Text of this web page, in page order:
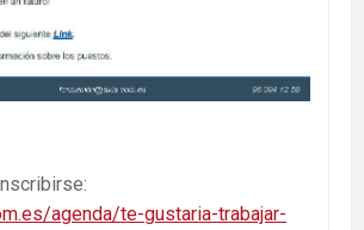
agenda/te-gustaria-trabajar-